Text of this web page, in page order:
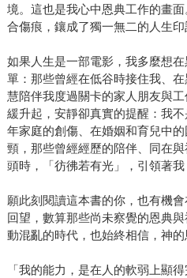
境。這也是我心中恩典工作的畫
合傷痕，鑲成了獨一無二的人生印
如果人生是一部電影，我多麼想
單：那些曾經在低谷時接住我、
慧陪伴我度過關卡的家人朋友與
緩升起，安靜卻真實的提醒：我
年家庭的創傷、在婚姻和育兒中
頸，那些曾經經歷的陪伴、同在
頭時，「彷彿若有光」，引領著我
願此刻閱讀這本書的你，也有機
回望，數算那些尚未察覺的恩典
動混亂的時代，也始終相信，神的
「我的能力，是在人的軟弱上顯得